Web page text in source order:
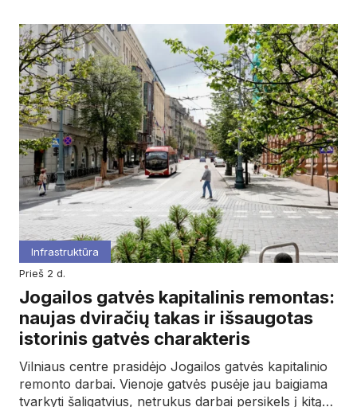
Infrastruktūra
prieš 2 d.
Jogailos gatvės kapitalinis remontas:
naujas dviračių takas ir išsaugotas
istorinis gatvės charakteris
Vilniaus centre prasidėjo Jogailos gatvės kapitalinio
remonto darbai. Vienoje gatvės pusėje jau baigiama
tvarkyti šaligatvius, netrukus darbai persikels į kitą…